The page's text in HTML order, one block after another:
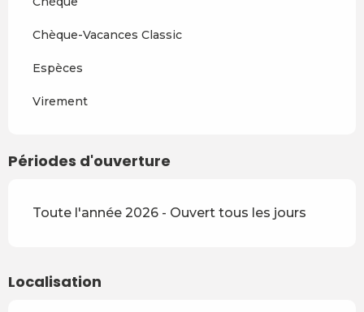
décembre 2027
Chèque-Vacances Classic
Espèces
Virement
Périodes d'ouverture
Toute l'année 2026 - Ouvert tous les jours
Localisation